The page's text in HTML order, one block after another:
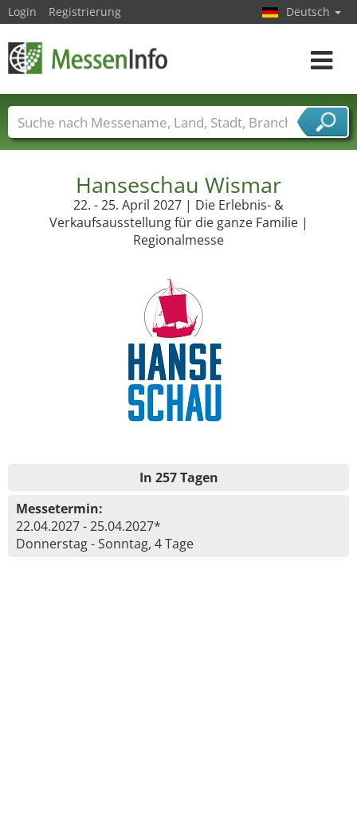
Hanseschau Wismar
22. - 25. April 2027 | Die Erlebnis- &
Verkaufsausstellung für die ganze Familie |
Regionalmesse
In 257 Tagen
Messetermin:
22.04.2027 - 25.04.2027*
Donnerstag - Sonntag, 4 Tage
Login Registrierung Deutsch
Toggle
Messenamen Länder Städte
Branchen